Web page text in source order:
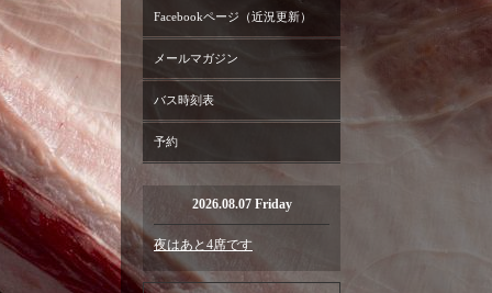
Facebookページ（近況更新）
メールマガジン
バス時刻表
予約
2026.08.07 Friday
夜はあと4席です